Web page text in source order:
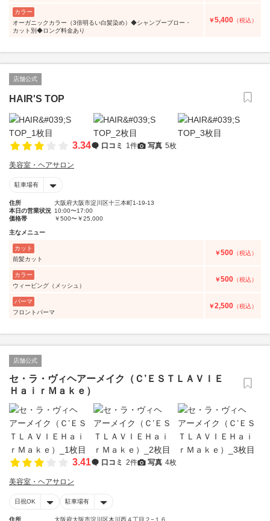
カラー
オーガニックカラー（3倍明るい白髪染め）◆シャンプーブロー・
カット別◆ロング料金あり
￥5,400 （税込）
店舗公式
HAIR'S TOP
3.34 口コミ 1件 写真 5枚
美容室・ヘアサロン
駐車場有
住所
大阪府大阪市淀川区十三本町1-19-13
本日の営業状況 10:00〜17:00
価格帯
￥500〜￥25,000
主なメニュー
カット
前髪カット
￥500 （税込）
カラー
ウィービング（メッシュ）
￥500 （税込）
パーマ
フロントパーマ
￥2,500 （税込）
店舗公式
セ・ラ・ヴィヘアーメイク（Ｃ’ＥＳＴＬＡＶＩＥ
ＨａｉｒＭａｋｅ）
3.41 口コミ 2件 写真 4枚
美容室・ヘアサロン
日祝OK 駐車場有
住所 大阪府大阪市淀川区木川西４丁目２−１６